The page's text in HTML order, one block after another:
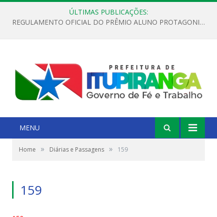
ÚLTIMAS PUBLICAÇÕES:
REGULAMENTO OFICIAL DO PRÊMIO ALUNO PROTAGONISTA – EDIÇÃO 2026
MENU
Home » Diárias e Passagens » 159
159